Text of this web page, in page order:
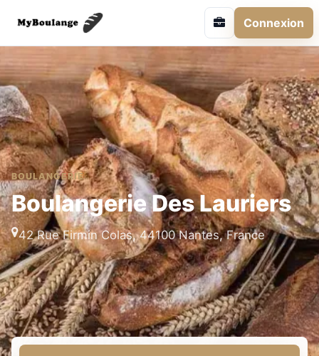
Connexion
BOULANGERIE
Boulangerie Des Lauriers
42 Rue Firmin Colas, 44100 Nantes, France